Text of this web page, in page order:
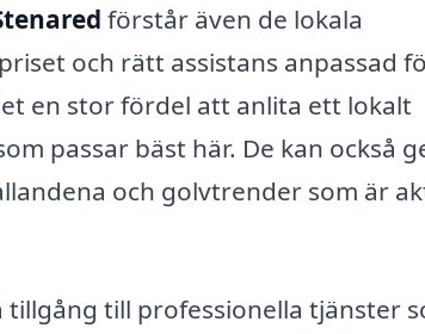
förstår även de lokala
och rätt assistans anpassad
en stor fördel att anlita ett lokalt
passar bäst här. De kan också
och golvtrender som är
till professionella tjänster